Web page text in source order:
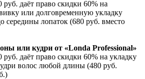
даёт право скидки 60% на
или долговременную укладку
середины лопаток (680 руб. вместо
или кудри от «Londa Professional»
даёт право скидки 60% на укладку
волос любой длины (480 руб.